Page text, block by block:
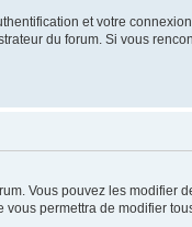
et votre
du forum. Si vous
Vous pouvez les modifier
permettra de modifier